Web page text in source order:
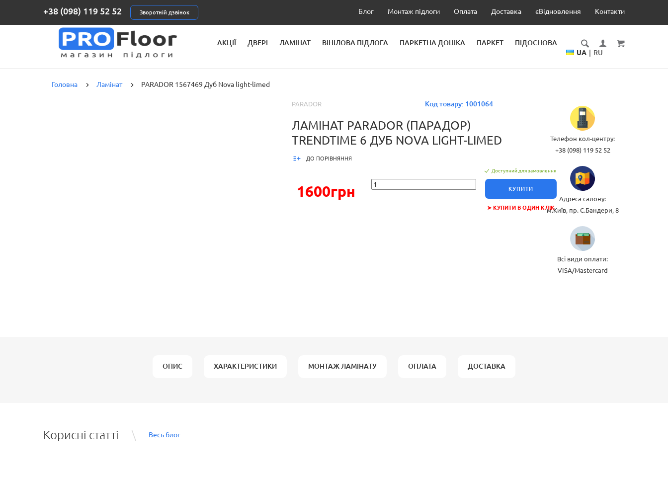
+38 (098) 119 52 52 Зворотній дзвінок Блог Монтаж підлоги Оплата Доставка єВідновлення Контакти
АКЦІЇ ДВЕРІ ЛАМІНАТ ВІНІЛОВА ПІДЛОГА ПАРКЕТНА ДОШКА ПАРКЕТ
ПІДОСНОВА
UA RU
Головна Ламінат PARADOR 1567469 Дуб Nova light-limed
Код товару: 1001064
PARADOR
ЛАМІНАТ PARADOR (ПАРАДОР)
TRENDTIME 6 ДУБ NOVA LIGHT-LIMED
ДО ПОРІВНЯННЯ
1600грн
Доступний для замовлення
КУПИТИ
➤ КУПИТИ В ОДИН КЛІК
Телефон кол-центру:
+38 (098) 119 52 52
Адреса салону:
м.Київ, пр. С.Бандери, 8
Всі види оплати:
VISA/Mastercard
ОПИС ХАРАКТЕРИСТИКИ МОНТАЖ ЛАМІНАТУ ОПЛАТА ДОСТАВКА
Корисні статті Весь блог